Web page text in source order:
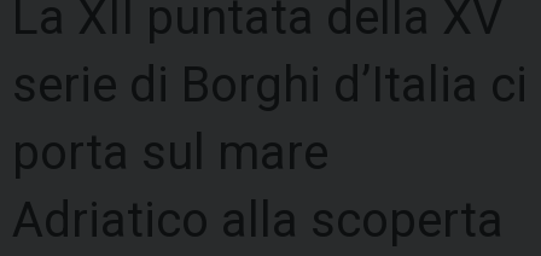
La XII puntata della XV
serie di Borghi d’Italia ci
porta sul mare
Adriatico alla scoperta